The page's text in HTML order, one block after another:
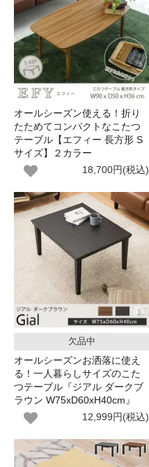
オールシーズン使える！折り
たためてコンパクトなこたつ
テーブル【エフィー 長方形 S
サイズ】２カラー
18,700円(税込)
欠品中
オールシーズンお洒落に使え
る！一人暮らしサイズのこた
つテーブル『ジアル ダークブ
ラウン W75xD60xH40cm』
12,999円(税込)